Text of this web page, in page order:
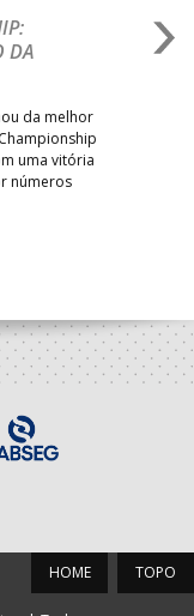
DA
da melhor
uma vitória
números
TOPO
HOME